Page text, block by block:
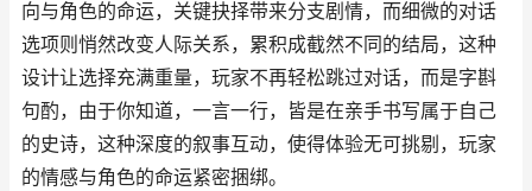
向与角色的命运，关键抉择带来分支剧情，而细微的对话
选项则悄然改变人际关系，累积成截然不同的结局，这种
设计让选择充满重量，玩家不再轻松跳过对话，而是字斟
句酌，由于你知道，一言一行，皆是在亲手书写属于自己
的史诗，这种深度的叙事互动，使得体验无可挑剔，玩家
的情感与角色的命运紧密捆绑。